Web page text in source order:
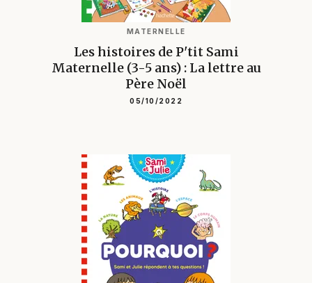
MATERNELLE
Les histoires de P'tit Sami
Maternelle (3-5 ans) : La lettre au
Père Noël
05/10/2022